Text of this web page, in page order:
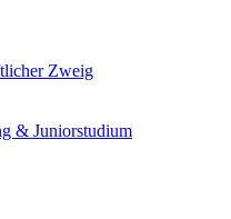
Zweig
& Juniorstudium